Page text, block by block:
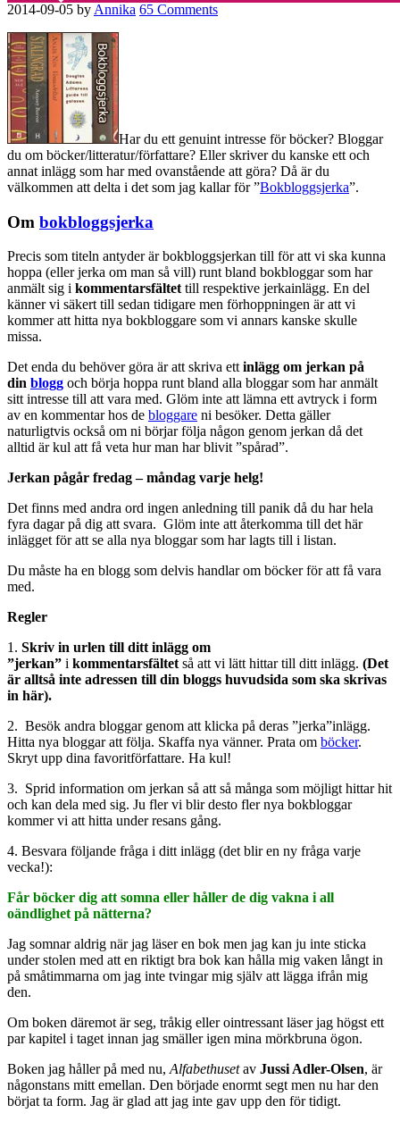
2014-09-05 by Annika 65 Comments
Har du ett genuint intresse för böcker? Bloggar
du om böcker/litteratur/författare? Eller skriver du kanske ett och
annat inlägg som har med ovanstående att göra? Då är du
välkommen att delta i det som jag kallar för ”Bokbloggsjerka”.
Om bokbloggsjerka
Precis som titeln antyder är bokbloggsjerkan till för att vi ska kunna
hoppa (eller jerka om man så vill) runt bland bokbloggar som har
anmält sig i kommentarsfältet till respektive jerkainlägg. En del
känner vi säkert till sedan tidigare men förhoppningen är att vi
kommer att hitta nya bokbloggare som vi annars kanske skulle
missa.
Det enda du behöver göra är att skriva ett inlägg om jerkan på
din blogg och börja hoppa runt bland alla bloggar som har anmält
sitt intresse till att vara med. Glöm inte att lämna ett avtryck i form
av en kommentar hos de bloggare ni besöker. Detta gäller
naturligtvis också om ni börjar följa någon genom jerkan då det
alltid är kul att få veta hur man har blivit ”spårad”.
Jerkan pågår fredag – måndag varje helg!
Det finns med andra ord ingen anledning till panik då du har hela
fyra dagar på dig att svara. Glöm inte att återkomma till det här
inlägget för att se alla nya bloggar som har lagts till i listan.
Du måste ha en blogg som delvis handlar om böcker för att få vara
med.
Regler
1. Skriv in urlen till ditt inlägg om
”jerkan” i kommentarsfältet så att vi lätt hittar till ditt inlägg. (Det
är alltså inte adressen till din bloggs huvudsida som ska skrivas
in här).
2. Besök andra bloggar genom att klicka på deras ”jerka”inlägg.
Hitta nya bloggar att följa. Skaffa nya vänner. Prata om böcker.
Skryt upp dina favoritförfattare. Ha kul!
3. Sprid information om jerkan så att så många som möjligt hittar hit
och kan dela med sig. Ju fler vi blir desto fler nya bokbloggar
kommer vi att hitta under resans gång.
4. Besvara följande fråga i ditt inlägg (det blir en ny fråga varje
vecka!):
Får böcker dig att somna eller håller de dig vakna i all
oändlighet på nätterna?
Jag somnar aldrig när jag läser en bok men jag kan ju inte sticka
under stolen med att en riktigt bra bok kan hålla mig vaken långt in
på småtimmarna om jag inte tvingar mig själv att lägga ifrån mig
den.
Om boken däremot är seg, tråkig eller ointressant läser jag högst ett
par kapitel i taget innan jag smäller igen mina mörkbruna ögon.
Boken jag håller på med nu, Alfabethusetav Jussi Adler-Olsen, är
någonstans mitt emellan. Den började enormt segt men nu har den
börjat ta form. Jag är glad att jag inte gav upp den för tidigt.